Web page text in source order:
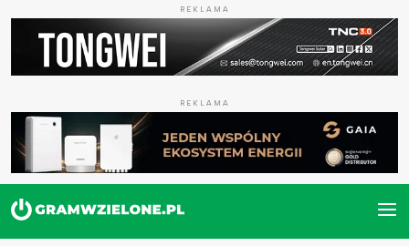
REKLAMA
REKLAMA